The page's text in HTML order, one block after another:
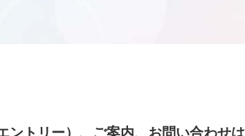
ントリー）、ご案内、お問い合わせは